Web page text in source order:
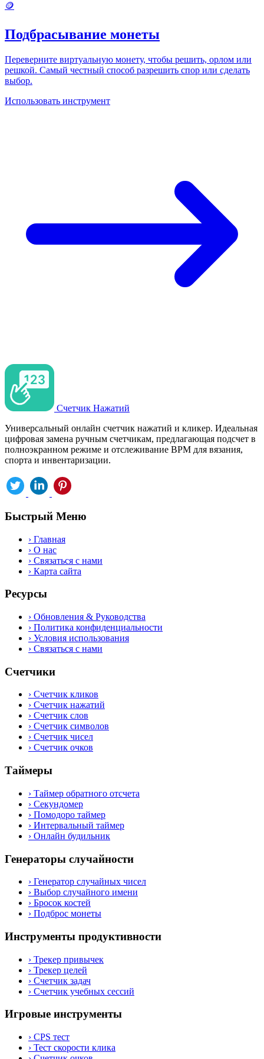
🪙
Подбрасывание монеты
Переверните виртуальную монету, чтобы решить, орлом или
решкой. Самый честный способ разрешить спор или сделать
выбор.
Использовать инструмент
Счетчик Нажатий
Универсальный онлайн счетчик нажатий и кликер. Идеальная
цифровая замена ручным счетчикам, предлагающая подсчет в
полноэкранном режиме и отслеживание BPM для вязания,
спорта и инвентаризации.
Быстрый Меню
› Главная
› О нас
› Связаться с нами
› Карта сайта
Ресурсы
› Обновления & Руководства
› Политика конфиденциальности
› Условия использования
› Связаться с нами
Счетчики
› Счетчик кликов
› Счетчик нажатий
› Счетчик слов
› Счетчик символов
› Счетчик чисел
› Счетчик очков
Таймеры
› Таймер обратного отсчета
› Секундомер
› Помодоро таймер
› Интервальный таймер
› Онлайн будильник
Генераторы случайности
› Генератор случайных чисел
› Выбор случайного имени
› Бросок костей
› Подброс монеты
Инструменты продуктивности
› Трекер привычек
› Трекер целей
› Счетчик задач
› Счетчик учебных сессий
Игровые инструменты
› CPS тест
› Тест скорости клика